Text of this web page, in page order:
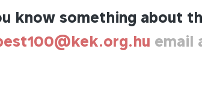
know something about
email